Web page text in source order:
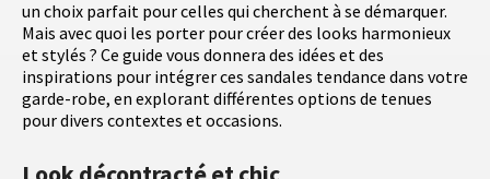
un choix parfait pour celles qui cherchent à se démarquer.
Mais avec quoi les porter pour créer des looks harmonieux
et stylés ? Ce guide vous donnera des idées et des
inspirations pour intégrer ces sandales tendance dans votre
garde-robe, en explorant différentes options de tenues
pour divers contextes et occasions.